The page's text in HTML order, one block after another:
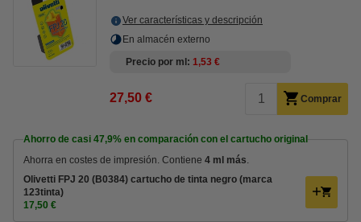
Ver características y descripción
En almacén externo
Precio por ml
1,53 €
27,50 € Comprar
Ahorro de casi 47,9% en comparación con el cartucho original
Ahorra en costes de impresión. Contiene 4 ml más.
Olivetti FPJ 20 (B0384) cartucho de tinta negro (marca
123tinta)
17,50 €